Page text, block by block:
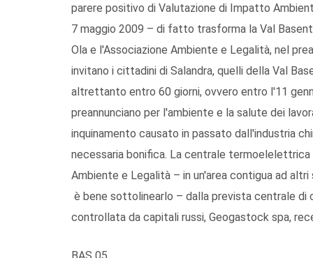
parere positivo di Valutazione di Impatto
7 maggio 2009 – di fatto trasforma la Val
Ola e l'Associazione Ambiente e Legalità, nel
invitano i cittadini di Salandra, quelli della Val
altrettanto entro 60 giorni, ovvero entro l'11
preannunciano per l'ambiente e la salute dei
inquinamento causato in passato dall'industria
necessaria bonifica. La centrale termoelelettrica
Ambiente e Legalità – in un'area contigua ad
è bene sottolinearlo – dalla prevista centrale
controllata da capitali russi, Geogastock spa,
BAS 05